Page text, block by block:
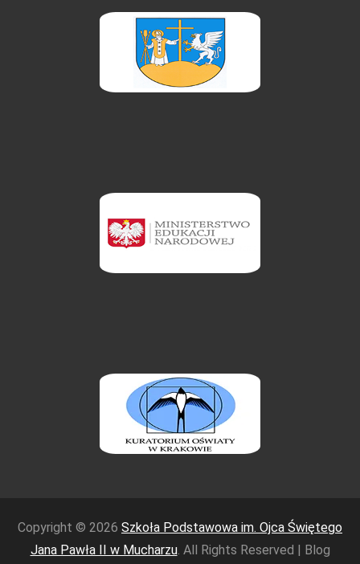
Copyright © 2026 Szkoła Podstawowa im. Ojca Świętego
Jana Pawła II w Mucharzu. All Rights Reserved | Blog